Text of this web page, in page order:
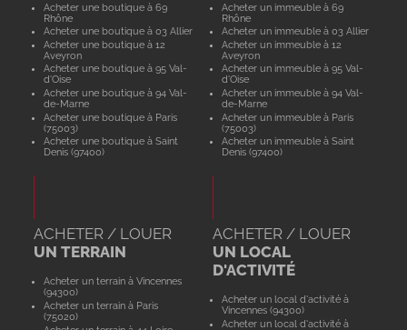
Acheter une boutique à 69
Rhône
Acheter une boutique à 03 Allier
Acheter une boutique à 12
Aveyron
Acheter une boutique à 95 Val-
d'Oise
Acheter une boutique à 94 Val-
de-Marne
Acheter une boutique à Paris
(75003)
Acheter une boutique à Saint
Denis (97400)
Acheter un immeuble à 69
Rhône
Acheter un immeuble à 03 Allier
Acheter un immeuble à 12
Aveyron
Acheter un immeuble à 95 Val-
d'Oise
Acheter un immeuble à 94 Val-
de-Marne
Acheter un immeuble à Paris
(75003)
Acheter un immeuble à Saint
Denis (97400)
ACHETER / LOUER
UN TERRAIN
Acheter un terrain à Vincennes
(94300)
Acheter un terrain à Paris
(75020)
ACHETER / LOUER
UN LOCAL
D'ACTIVITÉ
Acheter un local d'activité à
Vincennes (94300)
Acheter un local d'activité à